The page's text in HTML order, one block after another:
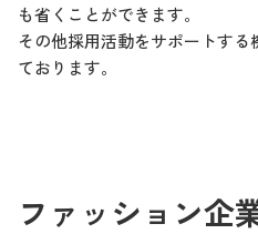
も省くことができます。
その他採用活動をサポートす
ております。
ファッション企